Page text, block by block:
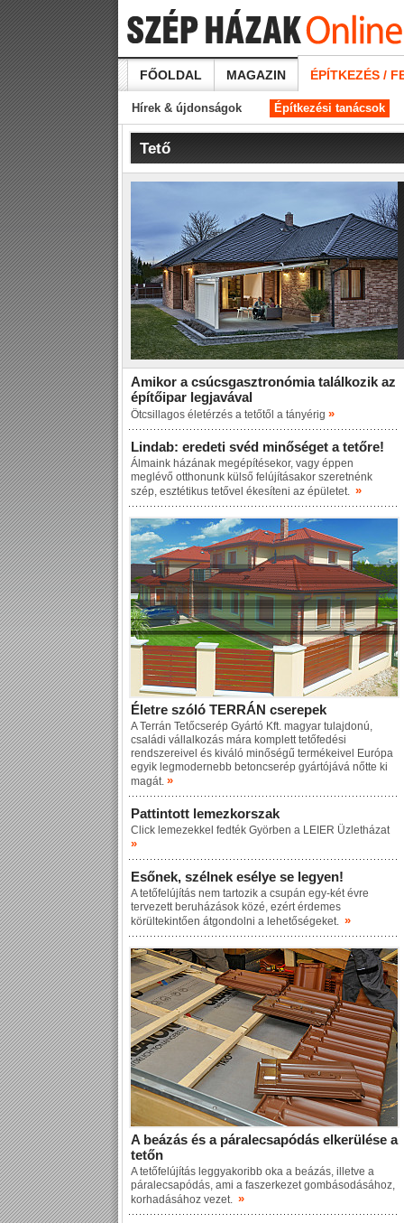
FŐOLDAL MAGAZIN ÉPÍTKEZÉS /
Hírek & újdonságok Építkezési tanácsok
Tető
Amikor a csúcsgasztronómia találkozik az
építőipar legjavával
Ötcsillagos életérzés a tetőtől a tányérig »
Lindab: eredeti svéd minőséget a tetőre!
Álmaink házának megépítésekor, vagy éppen
meglévő otthonunk külső felújításakor szeretnénk
szép, esztétikus tetővel ékesíteni az épületet. »
Életre szóló TERRÁN cserepek
A Terrán Tetőcserép Gyártó Kft. magyar tulajdonú,
családi vállalkozás mára komplett tetőfedési
rendszereivel és kiváló minőségű termékeivel Európa
egyik legmodernebb betoncserép gyártójává nőtte ki
magát. »
Pattintott lemezkorszak
Click lemezekkel fedték Györben a LEIER Üzletházat
»
Esőnek, szélnek esélye se legyen!
A tetőfelújítás nem tartozik a csupán egy-két évre
tervezett beruházások közé, ezért érdemes
körültekintően átgondolni a lehetőségeket. »
A beázás és a páralecsapódás elkerülése a
tetőn
A tetőfelújítás leggyakoribb oka a beázás, illetve a
páralecsapódás, ami a faszerkezet gombásodásához,
korhadásához vezet. »